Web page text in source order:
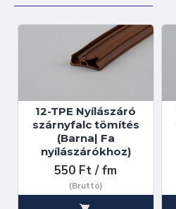
12-TPE Nyílászáró
szárnyfalc tömítés
(Barna| Fa
nyílászárókhoz)
550 Ft / fm
(Bruttó)